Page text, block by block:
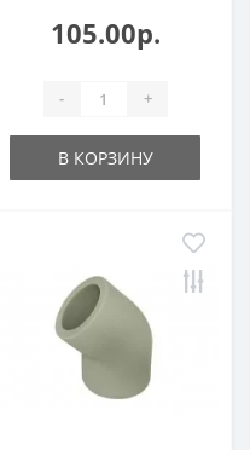
105.00р.
- +
В КОРЗИНУ